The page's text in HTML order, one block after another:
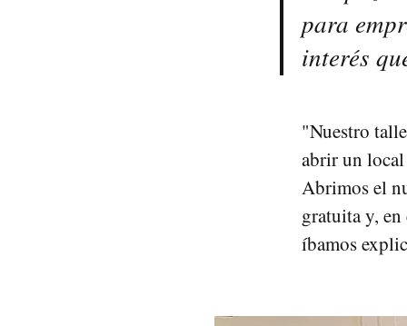
para
interés
"Nuestro
abrir un local
Abrimos el
gratuita y,
íbamos